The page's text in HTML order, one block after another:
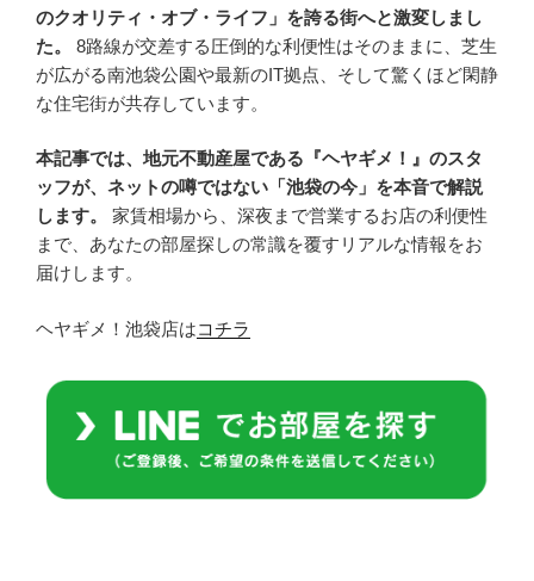
のクオリティ・オブ・ライフ」を誇る街へと激変しまし
た。
8路線が交差する圧倒的な利便性はそのままに、芝生
が広がる南池袋公園や最新のIT拠点、そして驚くほど閑静
な住宅街が共存しています。
本記事では、地元不動産屋である『ヘヤギメ！』のスタ
ッフが、ネットの噂ではない「池袋の今」を本音で解説
します。
家賃相場から、深夜まで営業するお店の利便性
まで、あなたの部屋探しの常識を覆すリアルな情報をお
届けします。
ヘヤギメ！池袋店はコチラ